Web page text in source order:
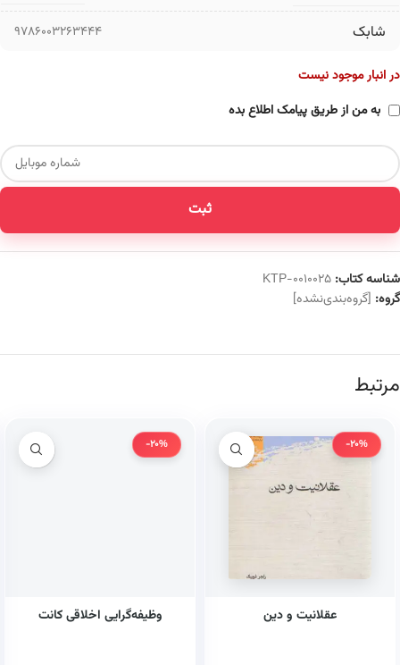
شابک 9786003263444
در انبار موجود نیست
به من از طریق پیامک اطلاع بده
ثبت
شناسه کتاب: KTP-0010025
گروه: [گروه‌بندی‌نشده]
مرتبط
-20%
عقلانیت و دین
-20%
وظیفه‌گرایی اخلاقی کانت